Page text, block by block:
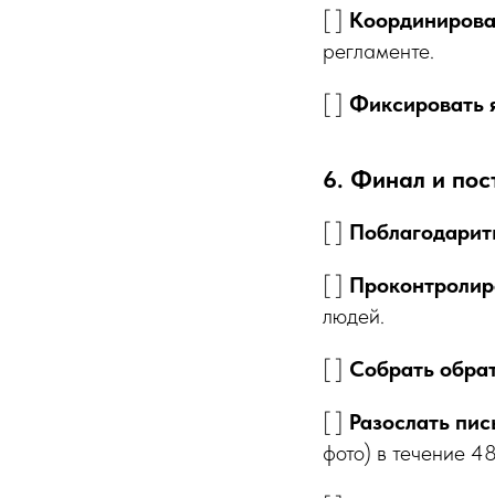
[ ]
регламенте.
[ ] Фиксировать
6. Финал и
[ ]
[ ]
людей.
[ ] Собрать
[ ] Разослать
фото) в течение